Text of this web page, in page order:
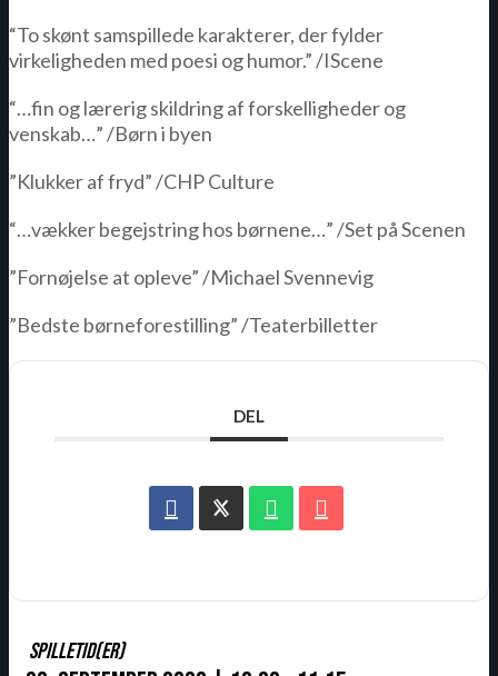
“To skønt samspillede karakterer, der fylder
virkeligheden med poesi og humor.” /IScene
“…fin og lærerig skildring af forskelligheder og
venskab…” /Børn i byen
”Klukker af fryd” /CHP Culture
“…vækker begejstring hos børnene…” /Set på Scenen
”Fornøjelse at opleve” /Michael Svennevig
”Bedste børneforestilling” /Teaterbilletter
DEL
SPILLETID(ER)